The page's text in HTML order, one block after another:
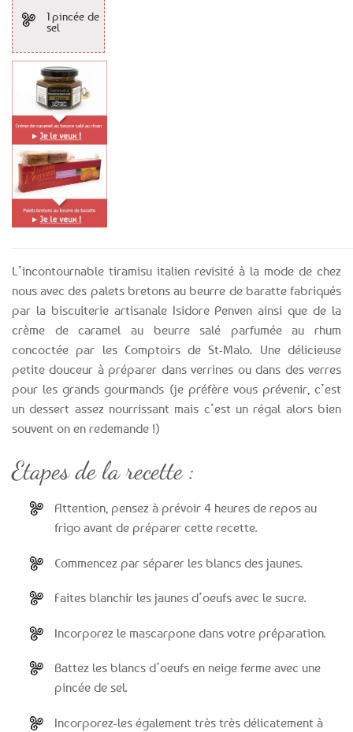
1 pincée de
sel
L’incontournable tiramisu italien revisité à la mode de chez
nous avec des palets bretons au beurre de baratte fabriqués
par la biscuiterie artisanale Isidore Penven ainsi que de la
crème de caramel au beurre salé parfumée au rhum
concoctée par les Comptoirs de St-Malo. Une délicieuse
petite douceur à préparer dans verrines ou dans des verres
pour les grands gourmands (je préfère vous prévenir, c’est
un dessert assez nourrissant mais c’est un régal alors bien
souvent on en redemande !)
Etapes de la recette :
Attention, pensez à prévoir 4 heures de repos au
frigo avant de préparer cette recette.
Commencez par séparer les blancs des jaunes.
Faites blanchir les jaunes d’oeufs avec le sucre.
Incorporez le mascarpone dans votre préparation.
Battez les blancs d’oeufs en neige ferme avec une
pincée de sel.
Incorporez-les également très très délicatement à